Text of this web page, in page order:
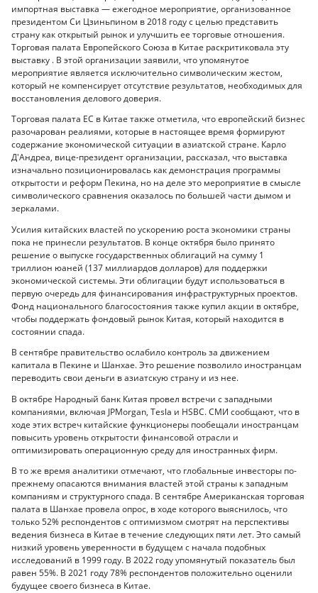
импортная выставка — ежегодное мероприятие, организованное
президентом Си Цзиньпином в 2018 году с целью представить
страну как открытый рынок и улучшить ее торговые отношения.
Торговая палата Европейского Союза в Китае раскритиковала эту
выставку . В этой организации заявили, что упомянутое
мероприятие является исключительно символическим жестом,
который не компенсирует отсутствие результатов, необходимых для
восстановления делового доверия.
Торговая палата ЕС в Китае также отметила, что европейский бизнес
разочарован реалиями, которые в настоящее время формируют
содержание экономической ситуации в азиатской стране. Карло
Д'Андреа, вице-президент организации, рассказал, что выставка
изначально позиционировалась как демонстрация программы
открытости и реформ Пекина, но на деле это мероприятие в смысле
символического сравнения оказалось по большей части дымом и
зеркалами.
Усилия китайских властей по ускорению роста экономики страны
пока не принесли результатов. В конце октября было принято
решение о выпуске государственных облигаций на сумму 1
триллион юаней (137 миллиардов долларов) для поддержки
экономической системы. Эти облигации будут использоваться в
первую очередь для финансирования инфраструктурных проектов.
Фонд национального благосостояния также купил акции в октябре,
чтобы поддержать фондовый рынок Китая, который находится в
состоянии спада.
В сентябре правительство ослабило контроль за движением
капитала в Пекине и Шанхае. Это решение позволило иностранцам
переводить свои деньги в азиатскую страну и из нее.
В октябре Народный банк Китая провел встречи с западными
компаниями, включая JPMorgan, Tesla и HSBC. СМИ сообщают, что в
ходе этих встреч китайские функционеры пообещали иностранцам
повысить уровень открытости финансовой отрасли и
оптимизировать операционную среду для иностранных фирм.
В то же время аналитики отмечают, что глобальные инвесторы по-
прежнему опасаются внимания властей этой страны к западным
компаниям и структурного спада. В сентябре Американская торговая
палата в Шанхае провела опрос, в ходе которого выяснилось, что
только 52% респондентов с оптимизмом смотрят на перспективы
ведения бизнеса в Китае в течение следующих пяти лет. Это самый
низкий уровень уверенности в будущем с начала подобных
исследований в 1999 году. В 2022 году упомянутый показатель был
равен 55%. В 2021 году 78% респондентов положительно оценили
будущее своего бизнеса в Китае.